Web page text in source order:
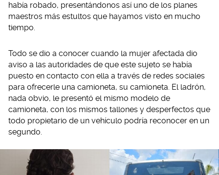
había robado, presentándonos así uno de los planes
maestros más estultos que hayamos visto en mucho
tiempo.
Todo se dio a conocer cuando la mujer afectada dio
aviso a las autoridades de que este sujeto se había
puesto en contacto con ella a través de redes sociales
para ofrecerle una camioneta, su camioneta. El ladrón,
nada obvio, le presentó el mismo modelo de
camioneta, con los mismos tallones y desperfectos que
todo propietario de un vehículo podría reconocer en un
segundo.